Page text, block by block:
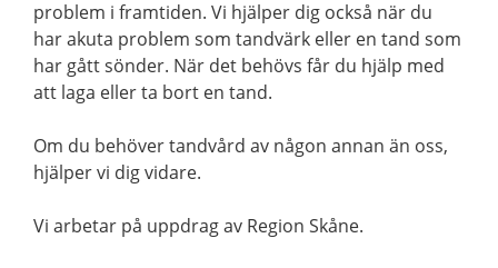
problem i framtiden. Vi hjälper dig också när du
har akuta problem som tandvärk eller en tand som
har gått sönder. När det behövs får du hjälp med
att laga eller ta bort en tand.
Om du behöver tandvård av någon annan än oss,
hjälper vi dig vidare.
Vi arbetar på uppdrag av Region Skåne.